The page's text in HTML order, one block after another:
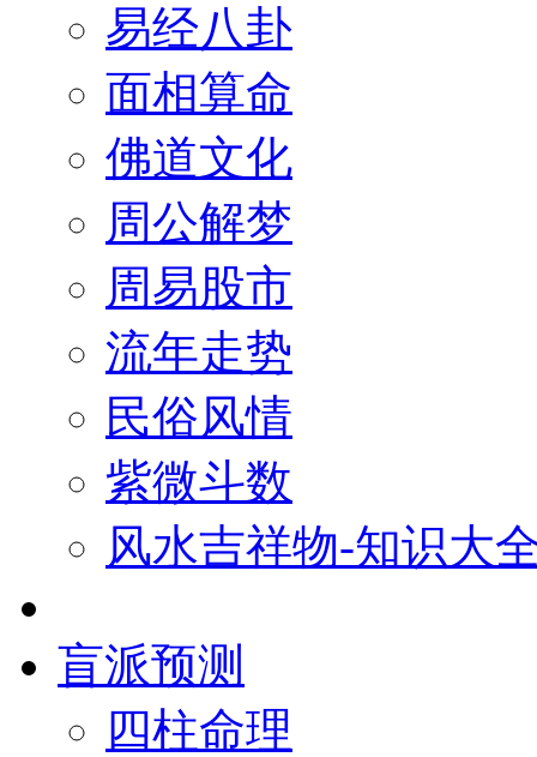
易经八卦
面相算命
佛道文化
周公解梦
周易股市
流年走势
民俗风情
紫微斗数
风水吉祥物-知识大
盲派预测
四柱命理